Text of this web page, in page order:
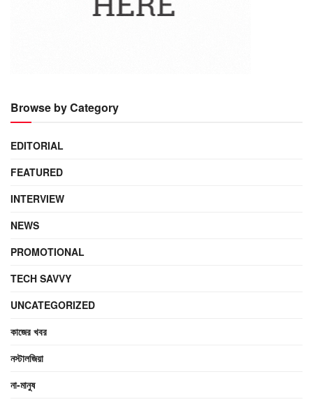
Browse by Category
EDITORIAL
FEATURED
INTERVIEW
NEWS
PROMOTIONAL
TECH SAVVY
UNCATEGORIZED
কাজের খবর
নস্টালজিয়া
না-মানুষ